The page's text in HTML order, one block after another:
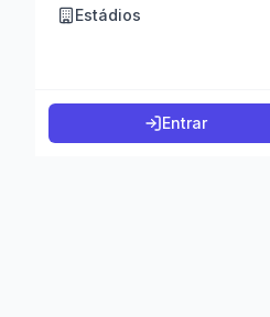
Estádios
Entrar